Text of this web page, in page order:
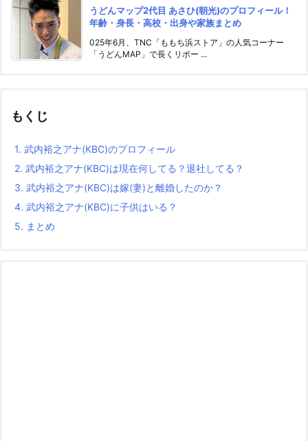
うどんマップ2代目 あさひ(朝光)のプロフィール！
年齢・身長・高校・出身や家族まとめ
025年6月、TNC「ももち浜ストア」の人気コーナー
「うどんMAP」で長くリポー ...
もくじ
1. 武内裕之アナ(KBC)のプロフィール
2. 武内裕之アナ(KBC)は現在何してる？退社してる？
3. 武内裕之アナ(KBC)は嫁(妻)と離婚したのか？
4. 武内裕之アナ(KBC)に子供はいる？
5. まとめ